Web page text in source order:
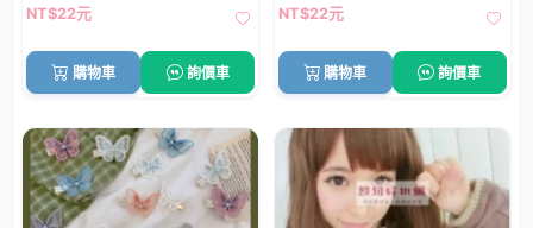
NT$22元
購物車 詢價車
NT$22元
購物車 詢價車